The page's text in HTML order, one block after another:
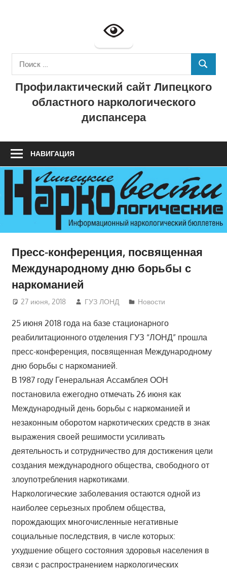
сайт
ГУЗ
"Липецкий
областной
ПОИСК
Профилактический сайт Липецкого
областного наркологического
диспансера
НАВИГАЦИЯ
Пресс-конференция, посвященная
Международному дню борьбы с
наркоманией
27 июня, 2018 ГУЗ ЛОНД Новости
25 июня 2018 года на базе стационарного
реабилитационного отделения ГУЗ “ЛОНД” прошла
пресс-конференция, посвященная Международному
дню борьбы с наркоманией.
В 1987 году Генеральная Ассамблея ООН
постановила ежегодно отмечать 26 июня как
Международный день борьбы с наркоманией и
незаконным оборотом наркотических средств в знак
выражения своей решимости усиливать
деятельность и сотрудничество для достижения цели
создания международного общества, свободного от
злоупотребления наркотиками.
Наркологические заболевания остаются одной из
наиболее серьезных проблем общества,
порождающих многочисленные негативные
социальные последствия, в числе которых:
ухудшение общего состояния здоровья населения в
связи с распространением наркологических